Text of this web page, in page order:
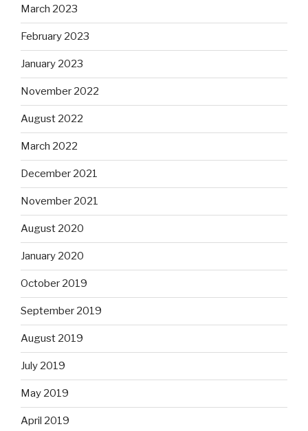
March 2023
February 2023
January 2023
November 2022
August 2022
March 2022
December 2021
November 2021
August 2020
January 2020
October 2019
September 2019
August 2019
July 2019
May 2019
April 2019